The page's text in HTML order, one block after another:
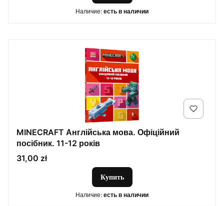
Наличие: есть в наличии
MINECRAFT Англійська мова. Офіційний
посібник. 11-12 років
Цена
31,00 zł
Купить
Наличие: есть в наличии